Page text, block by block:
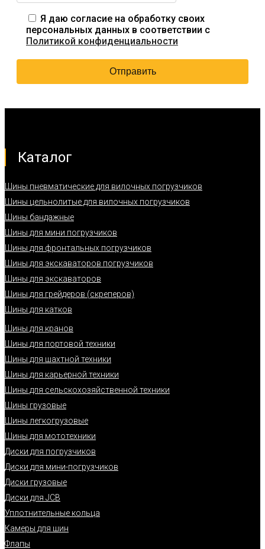
Я даю согласие на обработку своих
персональных данных в соответствии с
Политикой конфиденциальности
Каталог
Шины пневматические для вилочных погрузчиков
Шины цельнолитые для вилочных погрузчиков
Шины бандажные
Шины для мини погрузчиков
Шины для фронтальных погрузчиков
Шины для экскаваторов погрузчиков
Шины для экскаваторов
Шины для грейдеров (скреперов)
Шины для катков
Шины для кранов
Шины для портовой техники
Шины для шахтной техники
Шины для карьерной техники
Шины для сельскохозяйственной техники
Шины грузовые
Шины легкогрузовые
Шины для мототехники
Диски для погрузчиков
Диски для мини-погрузчиков
Диски грузовые
Диски для JCB
Уплотнительные кольца
Камеры для шин
Флапы